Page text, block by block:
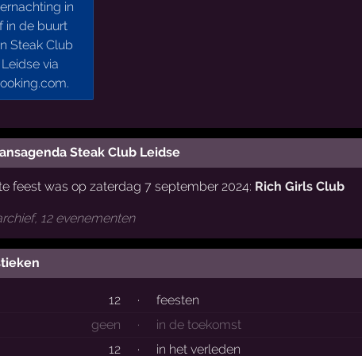
Steak Club Leidse
feest was op zaterdag 7 september 2024: Rich Girls Club
12 evenementen
12 ·
feesten
geen
·
in de toekomst
12
· in het verleden